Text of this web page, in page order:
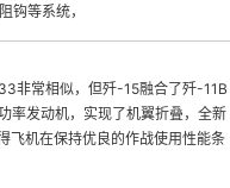
钩等系统，
非常相似，但歼-15融合了歼-11B
率发动机，实现了机翼折叠，全新
飞机在保持优良的作战使用性能条